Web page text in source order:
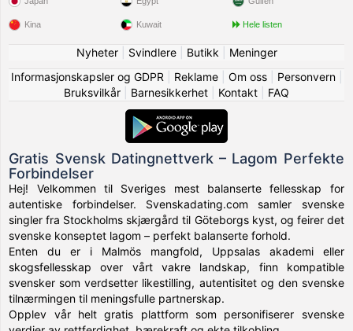
Kina Kuwait Hele listen
Nyheter| Svindlere| Butikk
Meninger
Informasjonskapsler og GDPR
Reklame| Om oss| Personvern|
Bruksvilkår
Barnesikkerhet Kontakt FAQ
Gratis Svensk Datingnettverk – Lagom Perfekte
Forbindelser
Hej! Velkommen til Sveriges mest balanserte fellesskap for
autentiske forbindelser. Svenskadating.com samler svenske
singler fra Stockholms skjærgård til Göteborgs kyst, og feirer det
svenske konseptet lagom – perfekt balanserte forhold.
Enten du er i Malmös mangfold, Uppsalas akademi eller
skogsfellesskap over vårt vakre landskap, finn kompatible
svensker som verdsetter likestilling, autentisitet og den svenske
tilnærmingen til meningsfulle partnerskap.
Opplev vår helt gratis plattform som personifiserer svenske